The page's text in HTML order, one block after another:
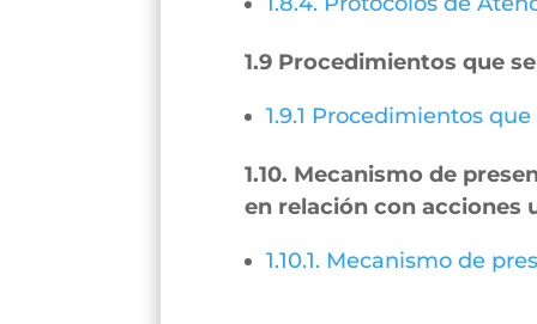
1.9 Procedimientos que
1.9.1 Procedimientos
1.10. Mecanismo de
en relación con acciones
1.10.1. Mecanismo de